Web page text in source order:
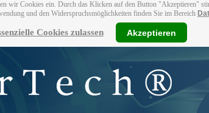
wir Cookies ein. Durch das Klicken auf den Button "Akzeptieren"
und den Widerspruchsmöglichkeiten finden Sie im Bereich
Cookies zulassen Akzeptieren